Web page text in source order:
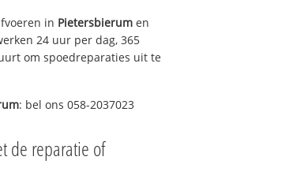
in Pietersbierum en
24 uur per dag, 365
om spoedreparaties uit te
: bel ons 058-2037023
de reparatie of